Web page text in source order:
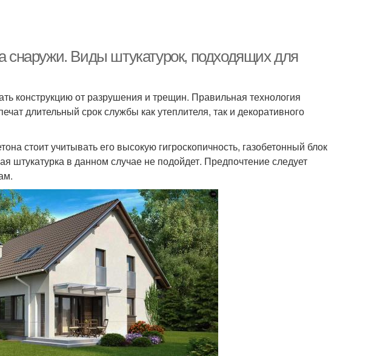
снаружи. Виды штукатурок, подходящих для
конструкцию от разрушения и трещин. Правильная технология
длительный срок службы как утеплителя, так и декоративного
стоит учитывать его высокую гигроскопичность, газобетонный блок
штукатурка в данном случае не подойдет. Предпочтение следует